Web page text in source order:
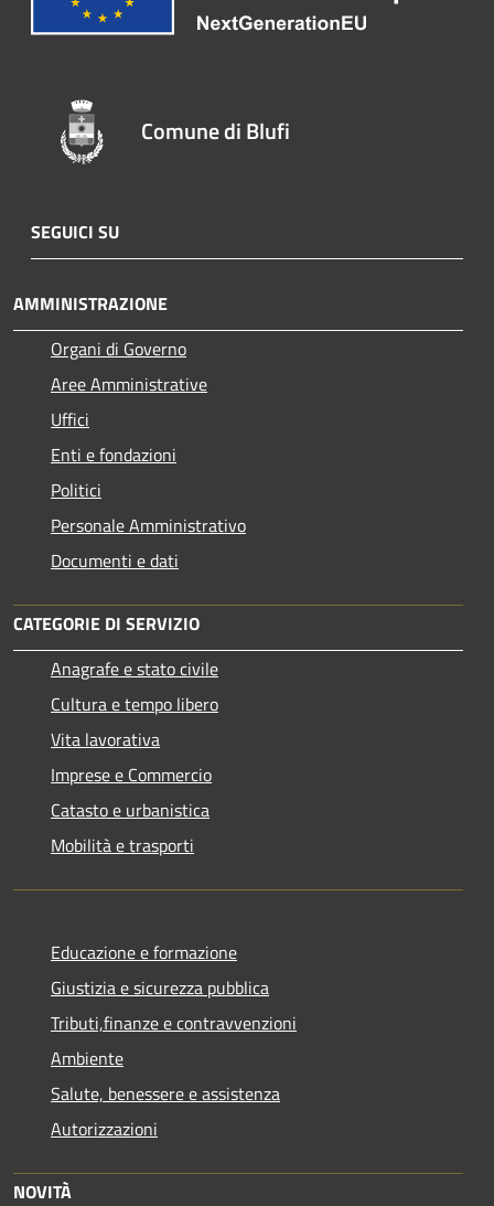
Comune di Blufi
SEGUICI SU
AMMINISTRAZIONE
Organi di Governo
Aree Amministrative
Uffici
Enti e fondazioni
Politici
Personale Amministrativo
Documenti e dati
CATEGORIE DI SERVIZIO
Anagrafe e stato civile
Cultura e tempo libero
Vita lavorativa
Imprese e Commercio
Catasto e urbanistica
Mobilità e trasporti
Educazione e formazione
Giustizia e sicurezza pubblica
Tributi,finanze e contravvenzioni
Ambiente
Salute, benessere e assistenza
Autorizzazioni
NOVITÀ